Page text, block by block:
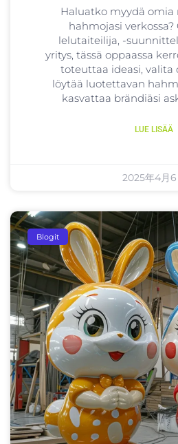
Haluatko myydä
hahmojasi
lelutaiteilija, -
yritys, tässä oppaassa
toteuttaa ideasi, valita
löytää luotettavan
kasvattaa brändiäsi
LUE LISÄÄ
2025年4月6
Blogit